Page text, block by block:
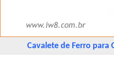
Cavalete de Ferro para